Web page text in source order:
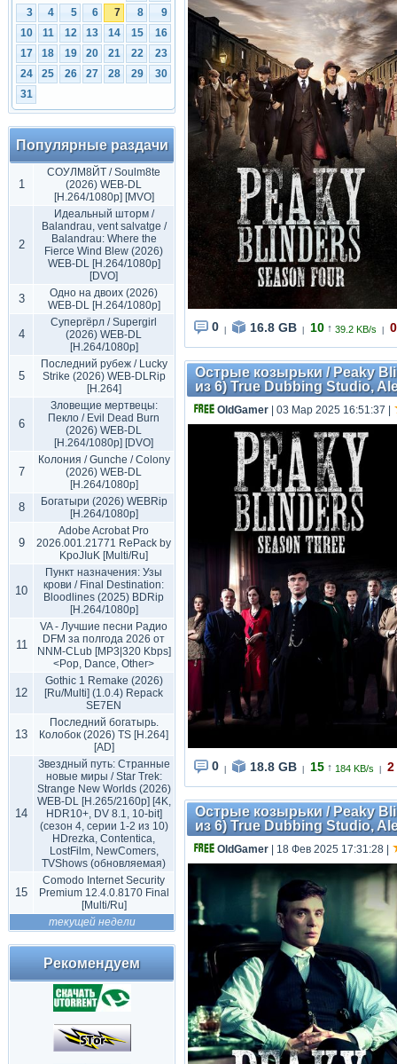
3
4 5 6 7 8
9
10
11 12 13 14 15
16
17
18 19 20 21 22
23
24
25 26 27 28 29
30
31
Популярные раздачи
1
СОУЛМ8ЙТ / Soulm8te
(2026) WEB-DL
[H.264/1080p] [MVO]
2
Идеальный шторм /
Balandrau, vent salvatge /
Balandrau: Where the
Fierce Wind Blew (2026)
WEB-DL [H.264/1080p]
[DVO]
3
Одно на двоих (2026)
WEB-DL [H.264/1080p]
4
Супергёрл / Supergirl
(2026) WEB-DL
[H.264/1080p]
5
Последний рубеж / Lucky
Strike (2026) WEB-DLRip
[H.264]
6
Зловещие мертвецы:
Пекло / Evil Dead Burn
(2026) WEB-DL
[H.264/1080p] [DVO]
7
Колония / Gunche / Colony
(2026) WEB-DL
[H.264/1080p]
8
Богатыри (2026) WEBRip
[H.264/1080p]
9
Adobe Acrobat Pro
2026.001.21771 RePack by
KpoJIuK [Multi/Ru]
10
Пункт назначения: Узы
крови / Final Destination:
Bloodlines (2025) BDRip
[H.264/1080p]
11
VA - Лучшие песни Радио
DFM за полгода 2026 от
NNM-CLub [MP3|320 Kbps]
<Pop, Dance, Other>
12
Gothic 1 Remake (2026)
[Ru/Multi] (1.0.4) Repack
SE7EN
13
Последний богатырь.
Колобок (2026) TS [H.264]
[AD]
14
Звездный путь: Странные
новые миры / Star Trek:
Strange New Worlds (2026)
WEB-DL [H.265/2160p] [4K,
HDR10+, DV 8.1, 10-bit]
(сезон 4, серии 1-2 из 10)
HDrezka, Contentica,
LostFilm, NewComers,
TVShows (обновляемая)
15
Comodo Internet Security
Premium 12.4.0.8170 Final
[Multi/Ru]
текущей недели
Рекомендуем
0 16.8 GB 10 ↑ 39.2 KB/s 0
Острые козырьки / Peaky
из 6) True Dubbing Studio,
OldGamer | 03 Мар 2025 16:51:37
0 18.8 GB 15 ↑ 184 KB/s 2
Острые козырьки / Peaky
из 6) True Dubbing Studio,
OldGamer | 18 Фев 2025 17:31:28